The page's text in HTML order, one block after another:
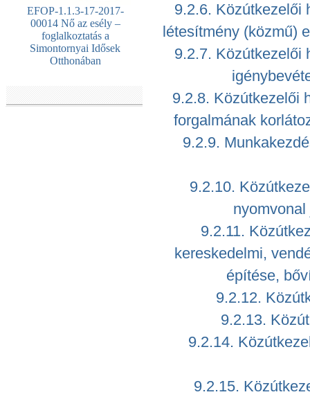
EFOP-1.1.3-17-2017-
00014 Nő az esély –
foglalkoztatás a
Simontornyai Idősek
Otthonában
9.2.6. Közútkezelői
létesítmény (közmű)
9.2.7. Közútkezelői
9.2.8. Közútkezelői
forgalmának
9.2.9.
9.2.10.
9.2.11.
kereskedelmi,
építése,
9.2.12.
9.2.13.
9.2.14.
9.2.15.